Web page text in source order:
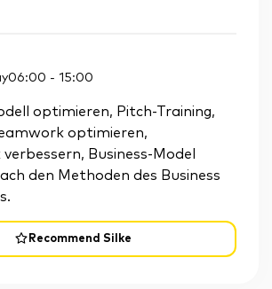
06:00 - 15:00
Recommend Silke
optimieren, Pitch-Training,
optimieren,
Business-Model
den Methoden des Business